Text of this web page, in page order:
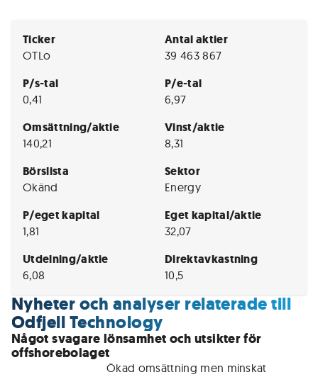
Ticker
OTLo
Antal aktier
39 463 867
P/s-tal
0,41
P/e-tal
6,97
Omsättning/aktie
140,21
Vinst/aktie
8,31
Börslista
Okänd
Sektor
Energy
P/eget kapital
1,81
Eget kapital/aktie
32,07
Utdelning/aktie
6,08
Direktavkastning
10,5
Nyheter och analyser relaterade till
Odfjell Technology
Något svagare lönsamhet och utsikter för
offshorebolaget
För medlemmar • Ökad omsättning men minskat